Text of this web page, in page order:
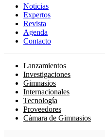
Noticias
Expertos
Revista
Agenda
Contacto
Lanzamientos
Investigaciones
Gimnasios
Internacionales
Tecnología
Proveedores
Cámara de Gimnasios